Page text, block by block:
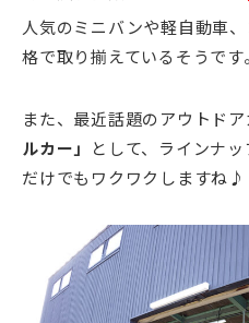
人気のミニバンや軽自動車
格で取り揃えているそうです。
また、最近話題のアウトド
ルカー」
として、ラインナ
だけでもワクワクしますね♪